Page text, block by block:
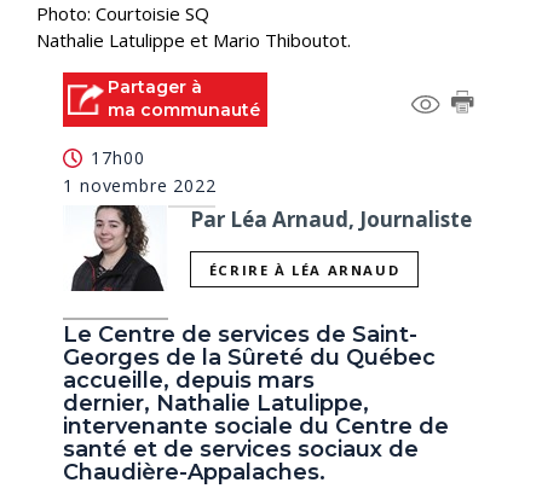
Photo: Courtoisie SQ
Nathalie Latulippe et Mario Thiboutot.
Partager à
ma communauté
17h00
1 novembre 2022
Par Léa Arnaud, Journaliste
ÉCRIRE À LÉA ARNAUD
Le Centre de services de Saint-
Georges de la Sûreté du Québec
accueille, depuis mars
dernier, Nathalie Latulippe,
intervenante sociale du Centre de
santé et de services sociaux de
Chaudière-Appalaches.